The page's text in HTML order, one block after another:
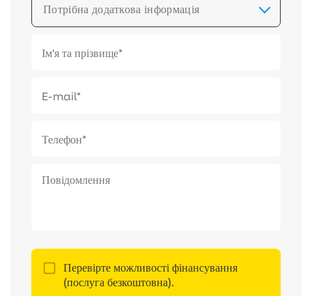
Потрібна додаткова інформація
Перевірте можливості фінансування
(послуга безкоштовна).